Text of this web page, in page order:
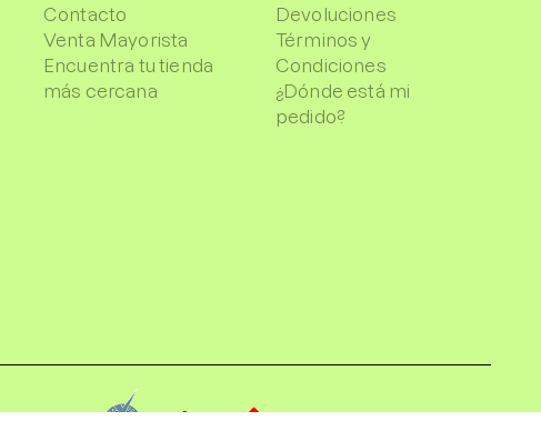
Contacto
Venta Mayorista
Encuentra tu tienda
más cercana
Devoluciones
Términos y
Condiciones
¿Dónde está mi
pedido?